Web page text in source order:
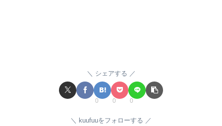
シェアする
0 0 0
kuufuuをフォローする